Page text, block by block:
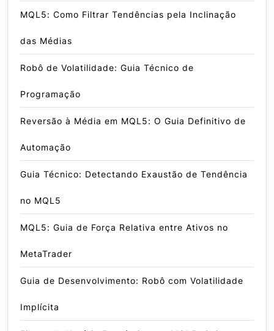
MQL5: Como Filtrar Tendências pela Inclinação
das Médias
Robô de Volatilidade: Guia Técnico de
Programação
Reversão à Média em MQL5: O Guia Definitivo de
Automação
Guia Técnico: Detectando Exaustão de Tendência
no MQL5
MQL5: Guia de Força Relativa entre Ativos no
MetaTrader
Guia de Desenvolvimento: Robô com Volatilidade
Implícita